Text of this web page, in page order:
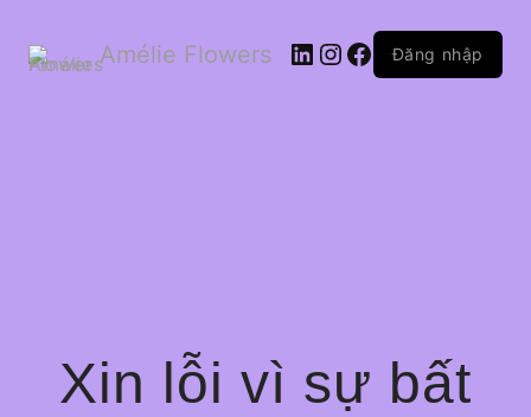
Amélie Flowers LinkedIn
Instagram
Facebook
Đăng nhập
Xin lỗi vì sự bất